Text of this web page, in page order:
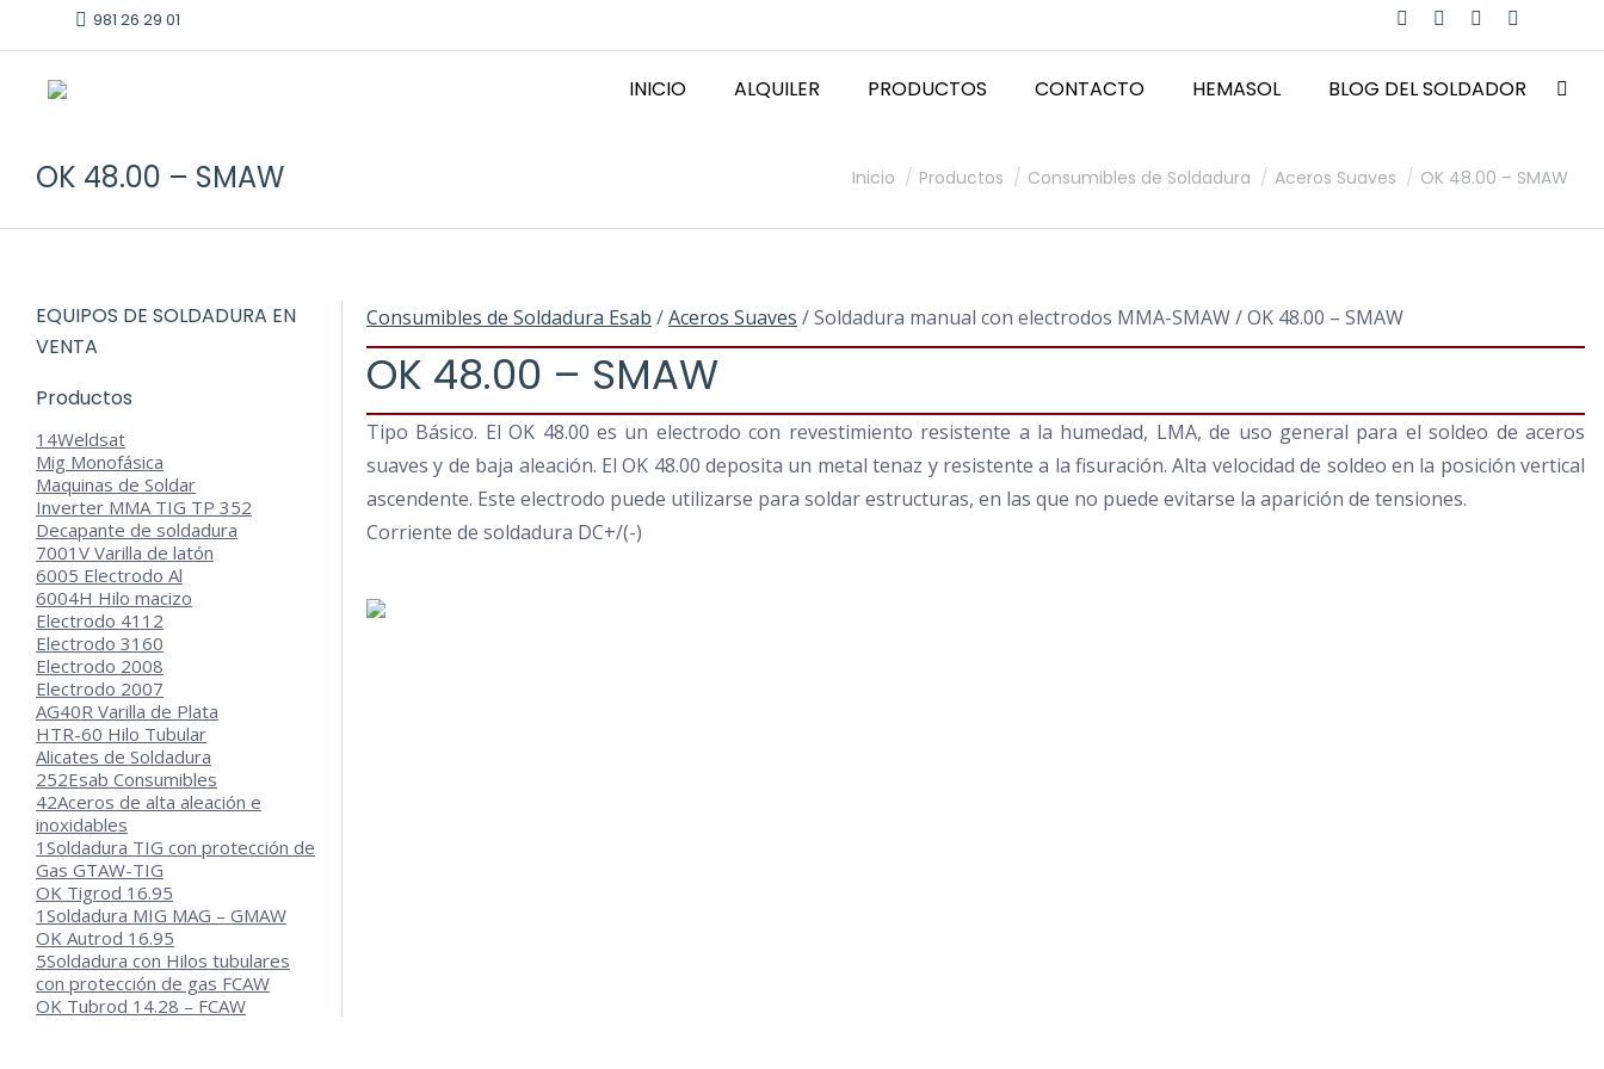
981 26 29 01
Facebook
opens
window
X
opens
window
Instagram
opens
window
YouTube
opens
window
INICIO ALQUILER PRODUCTOS CONTACTO HEMASOL BLOG DEL SOLDADOR
OK 48.00 – SMAW Estás aquí:
Inicio Productos Consumibles de Soldadura Aceros Suaves OK 48.00 – SMAW
Consumibles de Soldadura Esab /Aceros Suaves / Soldadura manual con electrodos MMA-SMAW / OK 48.00 – SMAW
OK 48.00 – SMAW
Tipo Básico. El OK 48.00 es un electrodo con revestimiento resistente a la humedad, LMA, de uso general para el soldeo de aceros
suaves y de baja aleación. El OK 48.00 deposita un metal tenaz y resistente a la fisuración. Alta velocidad de soldeo en la posición vertical
ascendente. Este electrodo puede utilizarse para soldar estructuras, en las que no puede evitarse la aparición de tensiones.
Corriente de soldadura DC+/(-)
EQUIPOS DE SOLDADURA EN
VENTA
Productos
14Weldsat
Mig Monofásica
Maquinas de Soldar
Inverter MMA TIG TP 352
Decapante de soldadura
7001V Varilla de latón
6005 Electrodo Al
6004H Hilo macizo
Electrodo 4112
Electrodo 3160
Electrodo 2008
Electrodo 2007
AG40R Varilla de Plata
HTR-60 Hilo Tubular
Alicates de Soldadura
252Esab Consumibles
42Aceros de alta aleación e
inoxidables
1 Soldadura TIG con protección de
Gas GTAW-TIG
OK Tigrod 16.95
1 Soldadura MIG MAG – GMAW
OK Autrod 16.95
5Soldadura con Hilos tubulares
con protección de gas FCAW
OK Tubrod 14.28 – FCAW